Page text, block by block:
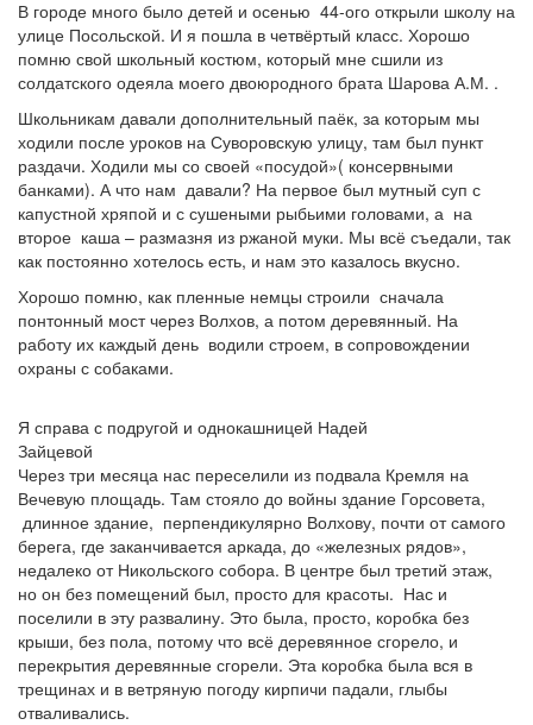
В городе много было детей и осенью 44-ого открыли школу на
улице Посольской. И я пошла в четвёртый класс. Хорошо
помню свой школьный костюм, который мне сшили из
солдатского одеяла моего двоюродного брата Шарова А.М. .
Школьникам давали дополнительный паёк, за которым мы
ходили после уроков на Суворовскую улицу, там был пункт
раздачи. Ходили мы со своей «посудой»( консервными
банками). А что нам давали? На первое был мутный суп с
капустной хряпой и с сушеными рыбьими головами, а на
второе каша – размазня из ржаной муки. Мы всё съедали, так
как постоянно хотелось есть, и нам это казалось вкусно.
Хорошо помню, как пленные немцы строили сначала
понтонный мост через Волхов, а потом деревянный. На
работу их каждый день водили строем, в сопровождении
охраны с собаками.
Я справа с подругой и однокашницей Надей
Зайцевой
Через три месяца нас переселили из подвала Кремля на
Вечевую площадь. Там стояло до войны здание Горсовета,
длинное здание, перпендикулярно Волхову, почти от самого
берега, где заканчивается аркада, до «железных рядов»,
недалеко от Никольского собора. В центре был третий этаж,
но он без помещений был, просто для красоты. Нас и
поселили в эту развалину. Это была, просто, коробка без
крыши, без пола, потому что всё деревянное сгорело, и
перекрытия деревянные сгорели. Эта коробка была вся в
трещинах и в ветряную погоду кирпичи падали, глыбы
отваливались.